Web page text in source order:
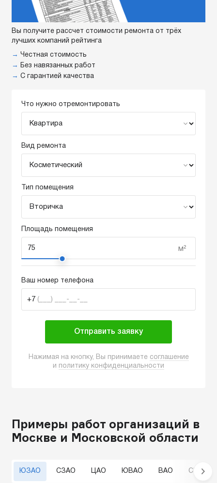
Что нужно отремонтировать
Вид ремонта
Тип помещения
Площадь помещения
м²
Ваш номер телефона
+7 (___) ___-__-__
Отправить заявку
Нажимая на кнопку, Вы принимаете соглашение
и политику конфиденциальности
Вы получите рассчет стоимости ремонта от трёх
лучших компаний рейтинга
→ Честная стоимость
→
Без навязанных работ
→ С гарантией качества
Примеры работ организаций в
Москве и Московской области
ЮЗАО СЗАО ЦАО ЮВАО ВАО СВАО